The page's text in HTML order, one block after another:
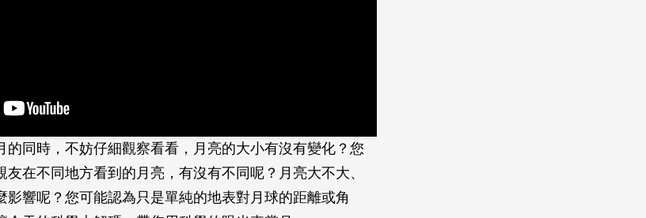
的同時，不妨仔細觀察看看，月亮的大小有沒有變化？您
友在不同地方看到的月亮，有沒有不同呢？月亮大不大、
影響呢？您可能認為只是單純的地表對月球的距離或角